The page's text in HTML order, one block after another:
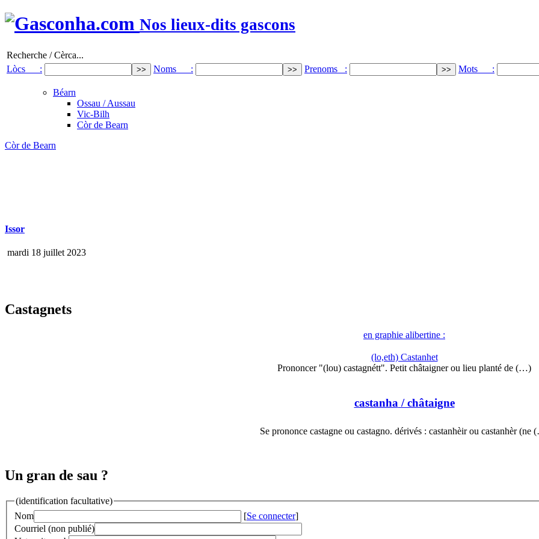
Nos lieux-dits gascons
Recherche / Cèrca...
Lòcs :
Noms : Prenoms : Mots :
Béarn
Ossau / Aussau
Vic-Bilh
Còr de Bearn
Còr de Bearn
Issor
mardi 18 juillet 2023
Castagnets
en graphie alibertine :
(lo,eth) Castanhet
Prononcer "(lou) castagnétt". Petit châtaigner ou lieu planté de (…)
castanha / châtaigne
Se prononce castagne ou castagno. dérivés : castanhèir ou castanhèr (ne
Un gran de sau ?
(identification facultative)
Nom
[Se connecter]
Courriel (non publié)